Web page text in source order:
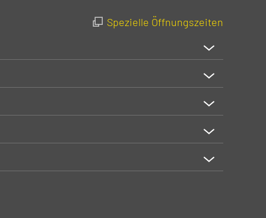
Spezielle Öffnungszeiten